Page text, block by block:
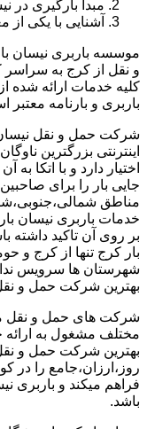
مبدا بارگیری در
آشنایی با یکی
موسسه باربری نیسان
و نقل از کرج به سراسر
کلیه خدمات ارائه
باربری و بارنامه معتبر
شرکت حمل و نقل نیسان
اینترنتی بزرگترین
اختیار دارد و با اتکا
جایی بار را برای
مناطق
خدمات باربری نیسان
بر روی آن تاکید داشته
بار کرج تنها از کرج و
شهرستان ها سرویس
بهترین شرکت حمل و
شرکت های حمل و نقل
مختلف مشغول به ارائه
بهترین شرکت حمل و
روز،ارزان،جامع را در
فراهم میکند و باربری
باشد.